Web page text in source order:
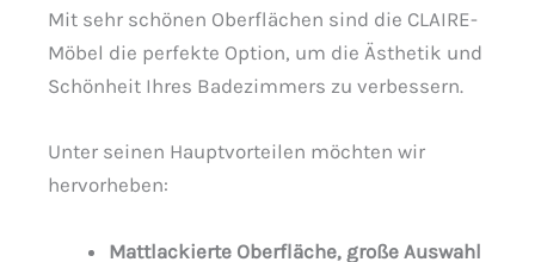
Mit sehr schönen Oberflächen sind die CLAIRE-
Möbel die perfekte Option, um die Ästhetik und
Schönheit Ihres Badezimmers zu verbessern.
Unter seinen Hauptvorteilen möchten wir
hervorheben:
Mattlackierte Oberfläche, große Auswahl